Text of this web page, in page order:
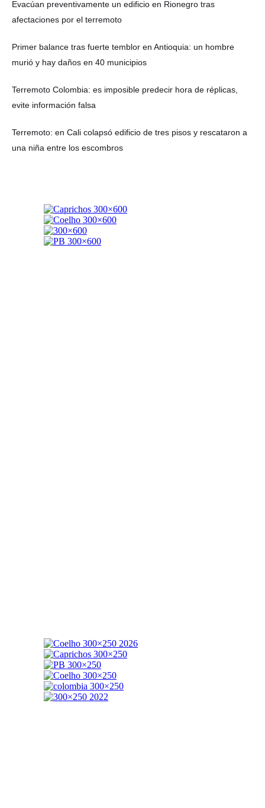
Evacúan preventivamente un edificio en Rionegro tras
afectaciones por el terremoto
Primer balance tras fuerte temblor en Antioquia: un hombre
murió y hay daños en 40 municipios
Terremoto Colombia: es imposible predecir hora de réplicas,
evite información falsa
Terremoto: en Cali colapsó edificio de tres pisos y rescataron a
una niña entre los escombros